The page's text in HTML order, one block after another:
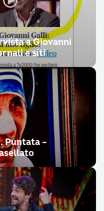
su youtube
a Giovanni
e siti
Puntata –